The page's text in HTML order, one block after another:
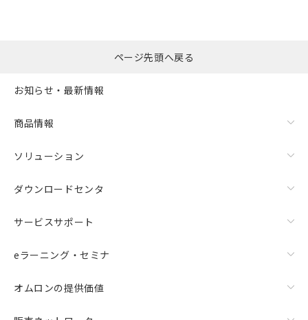
ページ先頭へ戻る
お知らせ・最新情報
商品情報
ソリューション
ダウンロードセンタ
サービスサポート
eラーニング・セミナ
オムロンの提供価値